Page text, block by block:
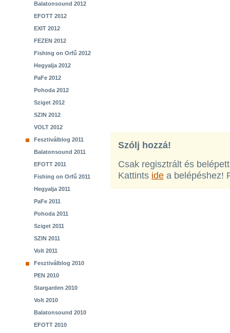
Balatonsound 2012
EFOTT 2012
EXIT 2012
FEZEN 2012
Fishing on Orfű 2012
Hegyalja 2012
PaFe 2012
Pohoda 2012
Sziget 2012
SZIN 2012
VOLT 2012
Fesztiválblog 2011
Balatonsound 2011
EFOTT 2011
Fishing on Orfű 2011
Hegyalja 2011
PaFe 2011
Pohoda 2011
Sziget 2011
SZIN 2011
Volt 2011
Fesztiválblog 2010
PEN 2010
Stargarden 2010
Volt 2010
Balatonsound 2010
EFOTT 2010
Szólj hozzá!
Csak regisztrált és
Kattints ide a belépéshez!